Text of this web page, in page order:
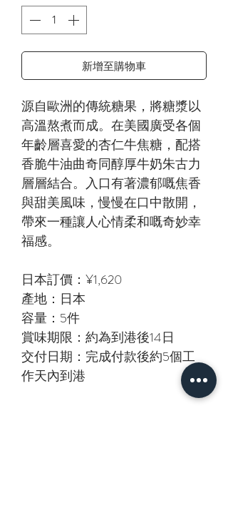
新增至購物車
源自歐洲的傳統糖果，將糖漿以
高溫熬煮而成。在美國廣受各個
年齡層喜愛的杏仁牛焦糖，配搭
香脆牛油曲奇同醇厚牛奶朱古力
層層結合。入口有著濃郁嘅焦香
與甜美風味，慢慢在口中散開，
帶來一種讓人心情柔和嘅奇妙幸
福感。
日本訂價：¥1,620
產地：日本
容量：5件
賞味期限：約為到港後14日
交付日期：完成付款後約5個工
作天內到港